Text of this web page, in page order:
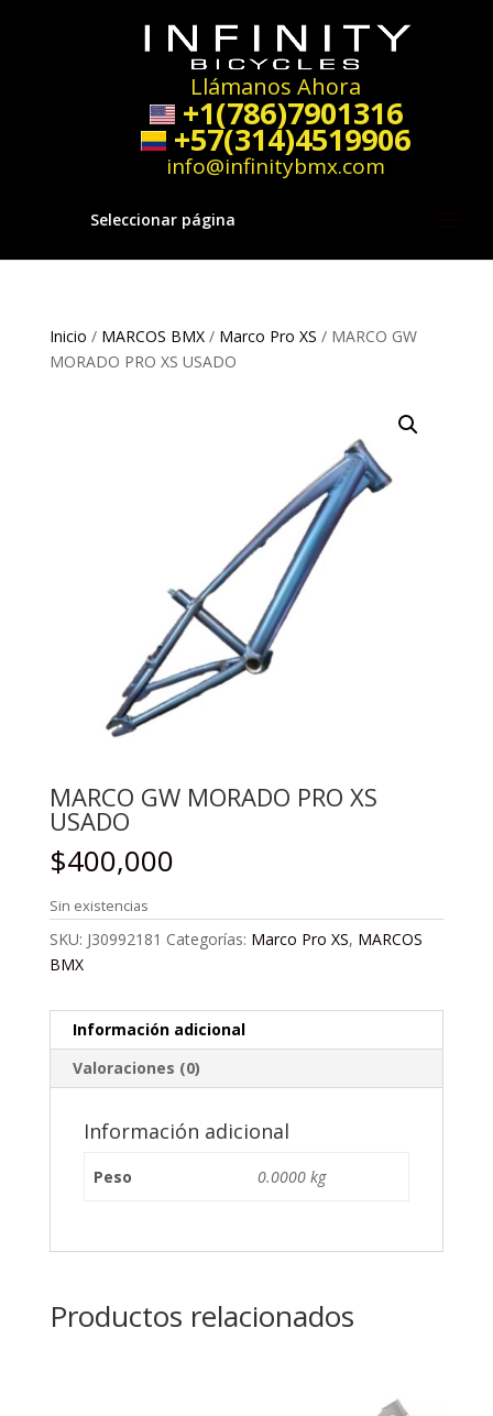
Llámanos Ahora
+1(786)7901316
+57(314)4519906
info@infinitybmx.com
Seleccionar página
Inicio / MARCOS BMX/ Marco Pro XS / MARCO GW
MORADO PRO XS USADO
MARCO GW MORADO PRO XS
USADO
$400,000
Sin existencias
SKU: J30992181 Categorías: Marco Pro XS, MARCOS
BMX
Información adicional
Valoraciones (0)
Información adicional
Peso 0.0000 kg
Productos relacionados